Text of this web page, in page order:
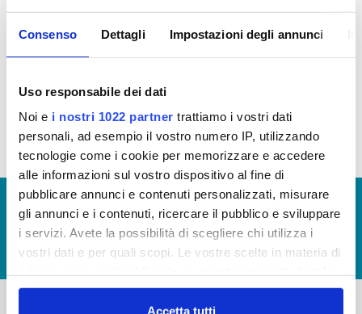
Consenso Dettagli Impostazioni degli annunci
Uso responsabile dei dati
Noi e i nostri 1022 partner trattiamo i vostri dati
personali, ad esempio il vostro numero IP, utilizzando
tecnologie come i cookie per memorizzare e accedere
alle informazioni sul vostro dispositivo al fine di
pubblicare annunci e contenuti personalizzati, misurare
gli annunci e i contenuti, ricercare il pubblico e sviluppare
i servizi. Avete la possibilità di scegliere chi utilizza i
vostri dati e per quali scopi. Le vostre scelte in materia di
in cui avete effettuato le vostre scelte. È possibile
modificare o revocare il proprio consenso in qualsiasi
Accetta tutti
Garain corso e scaduti
Bandi di gara 2017 - Aggiornamento anni: 2013-
© Copyright 2017 - 2026
GLOSSARIO
GIUDICA IL SERVIZIO
LAVORA CON NOI